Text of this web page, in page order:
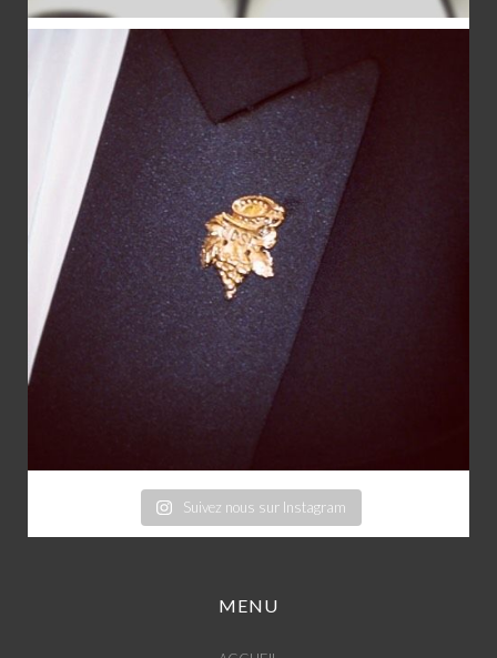
Suivez nous sur Instagram
MENU